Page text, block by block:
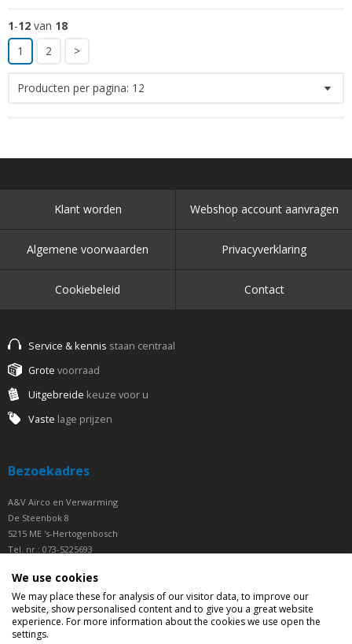
1-12 van 18
1
2 >
Producten per pagina: 12
Klant worden Webshop account aanvragen
Algemene voorwaarden Privacyverklaring
Cookiebeleid Contact
Service & kennis staan centraal
Grote voorraad
Uitgebreide keuze voor u
Vaste lage prijzen
Bezoekadres
A&V Airco en Verwarming
De Steenbok 8
5215 ME 's-Hertogenbosch
Tel. nr.: 073-5225693
Openingstijden
Ma t/m Vrij van 07.30 tot 16.30 uur
We use cookies
We may place these for analysis of our visitor data, to improve our
website, show personalised content and to give you a great website
experience. For more information about the cookies we use open the
settings.